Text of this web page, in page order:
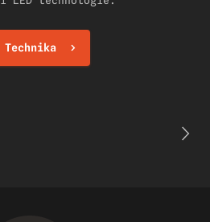
Technika